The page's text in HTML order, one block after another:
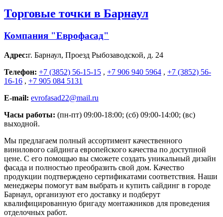
Торговые точки в Барнаул
Компания "Еврофасад"
Адрес:г. Барнаул, Проезд Рыбозаводской, д. 24
Телефон: +7 (3852) 56-15-15 , +7 906 940 5964 , +7 (3852) 56-
16-16 , +7 905 084 5131
E-mail: evrofasad22@mail.ru
Часы работы: (пн-пт) 09:00-18:00; (сб) 09:00-14:00; (вс)
выходной.
Мы предлагаем полный ассортимент качественного
винилового сайдинга европейского качества по доступной
цене. С его помощью вы сможете создать уникальный дизайн
фасада и полностью преобразить свой дом. Качество
продукции подтверждено сертификатами соответствия. Наши
менеджеры помогут вам выбрать и купить сайдинг в городе
Барнаул, организуют его доставку и подберут
квалифицированную бригаду монтажников для проведения
отделочных работ.